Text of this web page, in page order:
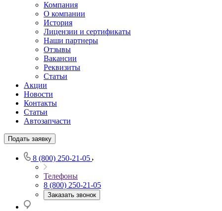
Компания
О компании
История
Лицензии и сертификаты
Наши партнеры
Отзывы
Вакансии
Реквизиты
Статьи
Акции
Новости
Контакты
Статьи
Автозапчасти
Подать заявку
8 (800) 250-21-05
Телефоны
8 (800) 250-21-05
Заказать звонок